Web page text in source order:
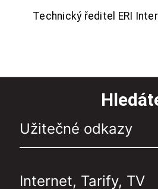
Technický ředitel ERI
Užitečné odkazy
Internet, Tarify, TV